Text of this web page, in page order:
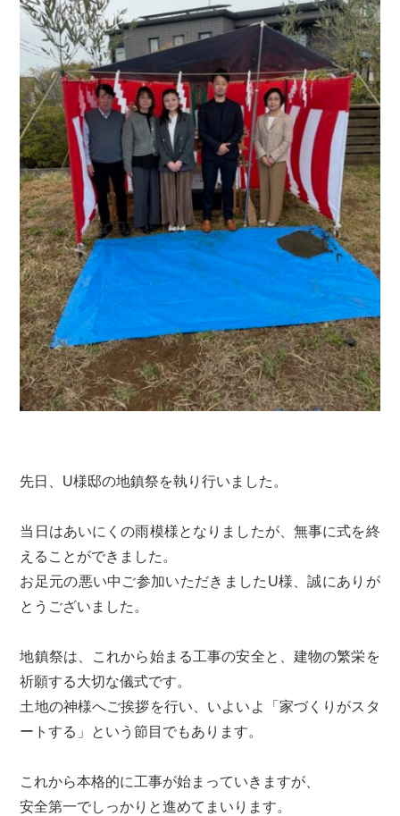
先日、U様邸の地鎮祭を執り行いました。
当日はあいにくの雨模様となりましたが、無事に式を終
えることができました。
お足元の悪い中ご参加いただきましたU様、誠にありが
とうございました。
地鎮祭は、これから始まる工事の安全と、建物の繁栄を
祈願する大切な儀式です。
土地の神様へご挨拶を行い、いよいよ「家づくりがスタ
ートする」という節目でもあります。
これから本格的に工事が始まっていきますが、
安全第一でしっかりと進めてまいります。